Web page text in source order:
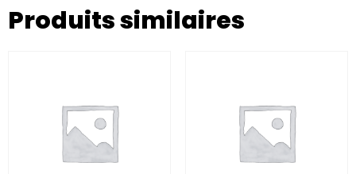
Produits similaires